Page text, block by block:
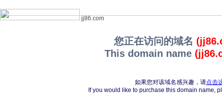
jj86.com
您正在访问的域名
This domain name
如果您对该域名感兴趣，请点击
If you would like to purchase this domain name,